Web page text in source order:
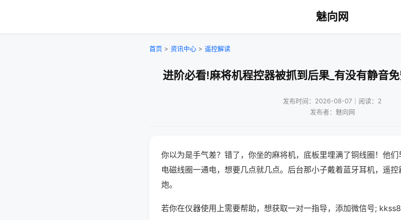
魅向网
首页 > 资讯中心 > 遥控解读
进阶必看!麻将机程控器被抓到后果_有没有静音
发布时间：2026-08-07｜阅读：2
发布者：魅向网
你以为是手气差？错了，你坐的麻将机，底板里埋满了铜线圈！他
电磁线圈一通电，想要几点就几点。后台那小子戴着蓝牙耳机，遥
炮。
若你在仪器使用上需要帮助，想获取一对一指导，添加微信号;